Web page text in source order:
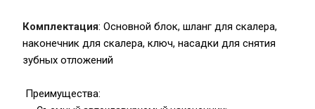
Комплектация: Основной блок, шланг для скалера,
наконечник для скалера, ключ, насадки для снятия
зубных отложений
Преимущества: